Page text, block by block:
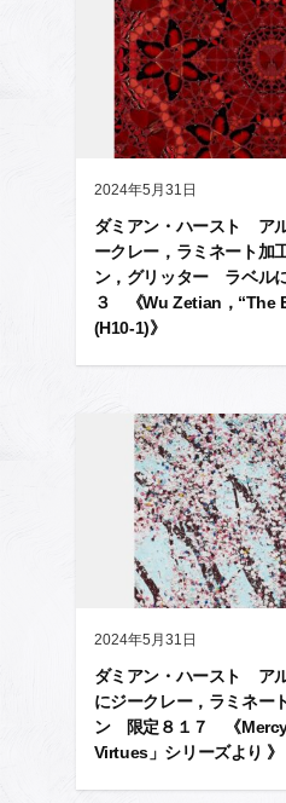
2024年5月31日
ダミアン・ハースト ア
ークレー，ラミネート加
ン，グリッター ラベル
３ 《Wu Zetian，“The
(H10-1)》
2024年5月31日
ダミアン・ハースト ア
にジークレー，ラミネ
ン 限定８１７ 《Mercy
Virtues」シリーズより 》